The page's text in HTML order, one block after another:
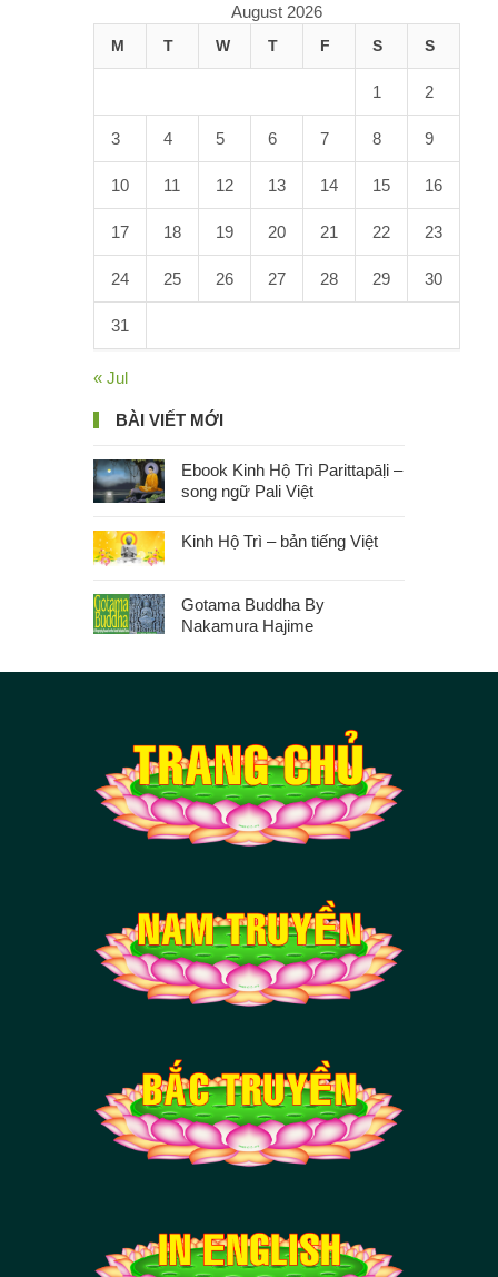
August 2026
M T W T F S S
1 2
3 4 5 6 7 8 9
10 11 12 13 14 15 16
17 18 19 20 21 22 23
24 25 26 27 28 29 30
31
« Jul
BÀI VIẾT MỚI
Ebook Kinh Hộ Trì Parittapāḷi –
song ngữ Pali Việt
Kinh Hộ Trì – bản tiếng Việt
Gotama Buddha By
Nakamura Hajime